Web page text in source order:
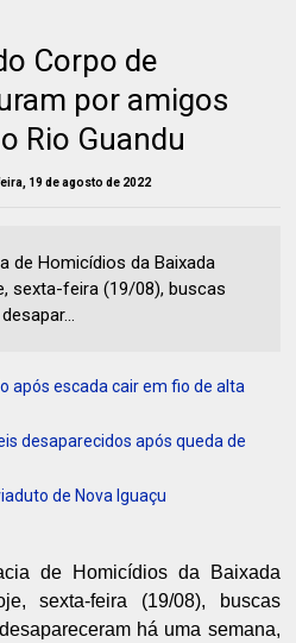
Corpo de
por amigos
Rio Guandu
19 de agosto de 2022
de Homicídios da Baixada
sexta-feira (19/08), buscas
após escada cair em fio de alta
desaparecidos após queda de
de Nova Iguaçu
de Homicídios da Baixada
sexta-feira (19/08), buscas
há uma semana,